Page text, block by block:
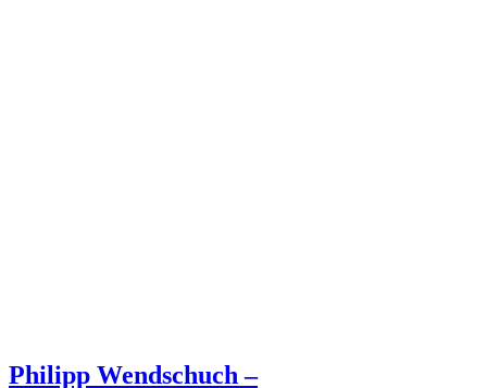
Philipp Wendschuch –